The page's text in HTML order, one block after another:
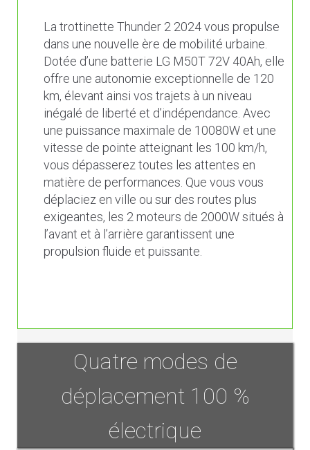
La trottinette Thunder 2 2024 vous propulse
dans une nouvelle ère de mobilité urbaine.
Dotée d’une batterie LG M50T 72V 40Ah, elle
offre une autonomie exceptionnelle de 120
km, élevant ainsi vos trajets à un niveau
inégalé de liberté et d’indépendance. Avec
une puissance maximale de 10080W et une
vitesse de pointe atteignant les 100 km/h,
vous dépasserez toutes les attentes en
matière de performances. Que vous vous
déplaciez en ville ou sur des routes plus
exigeantes, les 2 moteurs de 2000W situés à
l’avant et à l’arrière garantissent une
propulsion fluide et puissante.
Quatre modes de
déplacement 100 %
électrique